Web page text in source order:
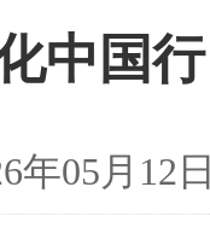
中国
年05月